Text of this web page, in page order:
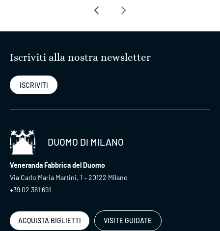
Iscriviti alla nostra newsletter
ISCRIVITI
DUOMO DI MILANO
Veneranda Fabbrica del Duomo
Via Carlo Maria Martini, 1 – 20122 Milano
+39 02 361 691
ACQUISTA BIGLIETTI VISITE GUIDATE